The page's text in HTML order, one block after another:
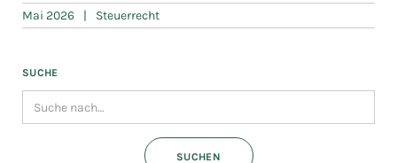
Mai 2026 | Steuerrecht
SUCHE